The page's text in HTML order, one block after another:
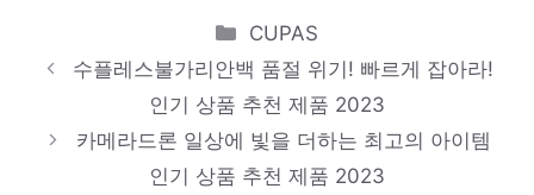
Categories
CUPAS
수플레스불가리안백 품절 위기! 빠르게 잡아라!
인기 상품 추천 제품 2023
카메라드론 일상에 빛을 더하는 최고의 아이템
인기 상품 추천 제품 2023